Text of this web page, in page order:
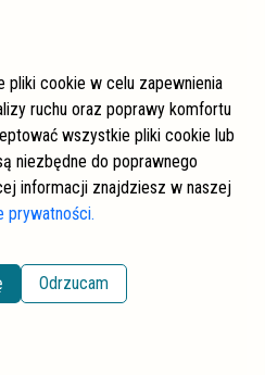
pliki cookie w celu zapewnienia
ruchu oraz poprawy komfortu
wszystkie pliki cookie lub
niezbędne do poprawnego
informacji znajdziesz w naszej
prywatności.
Odrzucam